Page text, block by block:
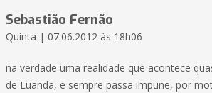
Sebastião Fernão
Quinta | 07.06.2012 às 18h06
na verdade uma realidade que acontece
de Luanda, e sempre passa impune, por